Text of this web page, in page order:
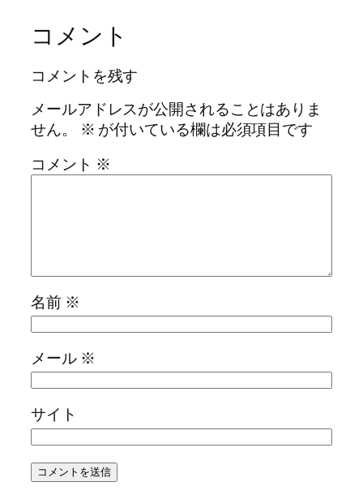
コメント
コメントを残す
メールアドレスが公開されることはありま
せん。
※ が付いている欄は必須項目です
コメント ※
名前 ※
メール ※
サイト